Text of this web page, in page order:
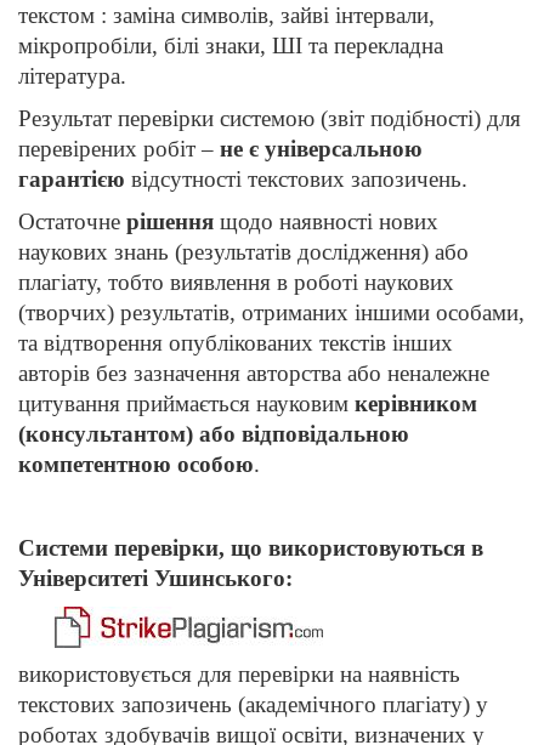
текстом : заміна символів, зайві інтервали,
мікропробіли, білі знаки, ШІ та перекладна
література.
Результат перевірки системою (звіт подібності) для
перевірених робіт – не є універсальною
гарантією відсутності текстових запозичень.
Остаточне рішення щодо наявності нових
наукових знань (результатів дослідження) або
плагіату, тобто виявлення в роботі наукових
(творчих) результатів, отриманих іншими особами,
та відтворення опублікованих текстів інших
авторів без зазначення авторства або неналежне
цитування приймається науковим керівником
(консультантом) або відповідальною
компетентною особою.
Системи перевірки, що використовуються в
Університеті Ушинського:
використовується для перевірки на наявність
текстових запозичень (академічного плагіату) у
роботах здобувачів вищої освіти, визначених у